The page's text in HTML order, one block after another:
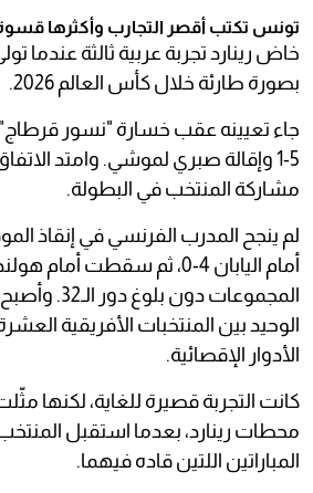
تونس تكتب أقصر التجارب وأكثرها
خاض رينارد تجربة عربية ثالثة عندما
بصورة طارئة خلال كأس العالم 2026.
جاء تعيينه عقب خسارة "نسور قرطاج"
5-1 وإقالة صبري لموشي. وامتد
مشاركة المنتخب في البطولة.
لم ينجح المدرب الفرنسي في إنقاذ
أمام اليابان 4-0، ثم سقطت أمام
المجموعات دون
الوحيد بين المنتخبات الأفريقية
الأدوار الإقصائية.
كانت التجربة قصيرة للغاية، لكنها
محطات رينارد، بعدما استقبل
المباراتين اللتين قاده فيهما.